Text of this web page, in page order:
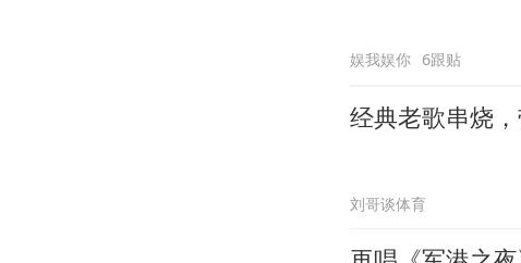
娱我娱你 6跟贴
经典老歌串烧
刘哥谈体育